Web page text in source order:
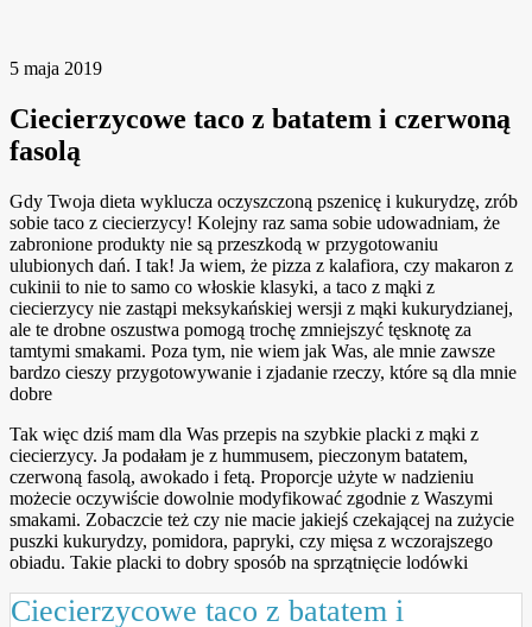
5 maja 2019
Ciecierzycowe taco z batatem i czerwoną
fasolą
Gdy Twoja dieta wyklucza oczyszczoną pszenicę i kukurydzę, zrób
sobie taco z ciecierzycy! Kolejny raz sama sobie udowadniam, że
zabronione produkty nie są przeszkodą w przygotowaniu
ulubionych dań. I tak! Ja wiem, że pizza z kalafiora, czy makaron z
cukinii to nie to samo co włoskie klasyki, a taco z mąki z
ciecierzycy nie zastąpi meksykańskiej wersji z mąki kukurydzianej,
ale te drobne oszustwa pomogą trochę zmniejszyć tęsknotę za
tamtymi smakami. Poza tym, nie wiem jak Was, ale mnie zawsze
bardzo cieszy przygotowywanie i zjadanie rzeczy, które są dla mnie
dobre
Tak więc dziś mam dla Was przepis na szybkie placki z mąki z
ciecierzycy. Ja podałam je z hummusem, pieczonym batatem,
czerwoną fasolą, awokado i fetą. Proporcje użyte w nadzieniu
możecie oczywiście dowolnie modyfikować zgodnie z Waszymi
smakami. Zobaczcie też czy nie macie jakiejś czekającej na zużycie
puszki kukurydzy, pomidora, papryki, czy mięsa z wczorajszego
obiadu. Takie placki to dobry sposób na sprzątnięcie lodówki
Ciecierzycowe taco z batatem i